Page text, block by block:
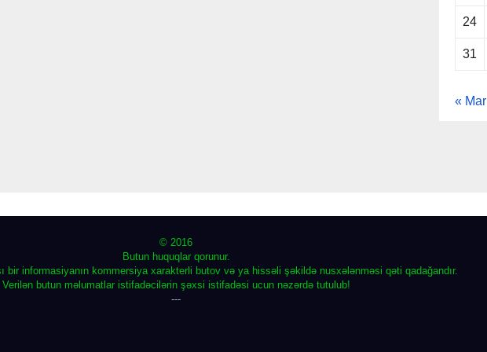
24
31
« Mar
© 2016
Butun huquqlar qorunur.
bir informasiyanın kommersiya xarakterli butov və ya hissəli şəkildə nusxələnməsi qəti qadağandır.
Verilən butun məlumatlar istifadəcilərin şəxsi istifadəsi ucun nəzərdə tutulub!
---